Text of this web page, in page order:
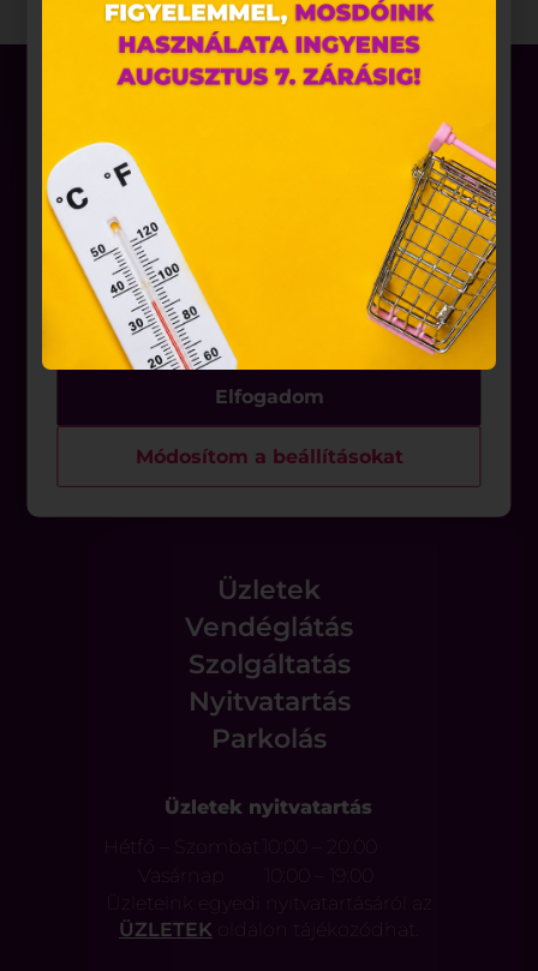
Aktualitások
Rólunk
Állásajánlatok
Üzletek
Vendéglátás
Szolgáltatás
Nyitvatartás
Parkolás
Üzletek nyitvatartás
Hétfő – Szombat
10:00 – 20:00
Vasárnap
Üzleteink egyedi nyitvatartásáról az
ÜZLETEK oldalon tájékozódhat.
tárolnak webes böngészőjében. Ehhez az Ön
hozzájárulása szükséges.
A „sütiket" az elektronikus hírközlésről szóló 2003.
összefüggő szolgáltatások egyes kérdéseiről szóló
2001. évi CVIII. törvény, valamint az Európai Unió
előírásainak megfelelően használjuk. Azon
weblapoknak, melyek az Európai Unió országain
belül működnek, a „sütik" használatához, és
ezeknek a felhasználó számítógépén vagy egyéb
eszközén történő tárolásához a felhasználók
hozzájárulását kell kérniük.
Elfogadom
Módosítom a beállításokat